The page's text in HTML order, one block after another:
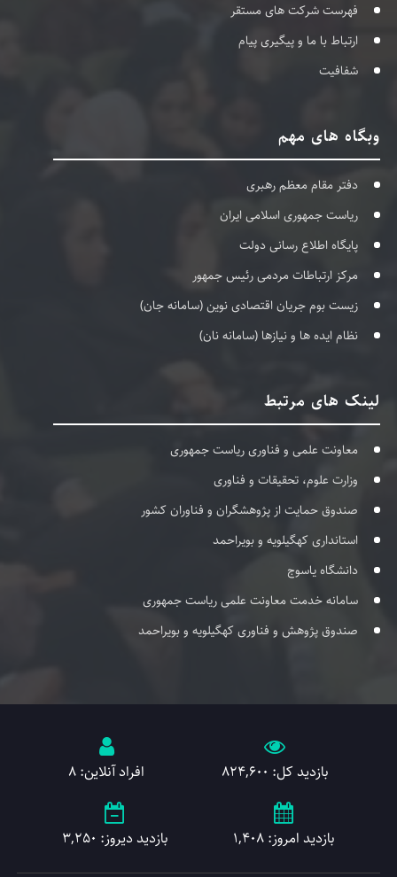
فهرست شرکت های مستقر
ارتباط با ما و پیگیری پیام
شفافیت
وبگاه های مهم
دفتر مقام معظم رهبری
ریاست جمهوری اسلامی ایران
پایگاه اطلاع رسانی دولت
مرکز ارتباطات مردمی رئیس جمهور
زیست بوم جریان اقتصادی نوین (سامانه جان)
نظام ایده ها و نیازها (سامانه نان)
لینک های مرتبط
معاونت علمی و فناوری ریاست جمهوری
وزارت علوم، تحقیقات و فناوری
صندوق حمایت از پژوهشگران و فناوران کشور
استانداری کهگیلویه و بویراحمد
دانشگاه یاسوج
سامانه خدمت معاونت علمی ریاست جمهوری
صندوق پژوهش و فناوری کهگیلویه و بویراحمد
بازدید کل: 824,600 افراد آنلاین: 8
بازدید امروز: 1,408 بازدید دیروز: 3,250